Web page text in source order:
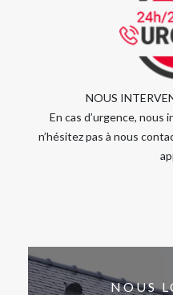
NOUS
En cas d’urgence, nous
n’hésitez pas à nous
NOUS